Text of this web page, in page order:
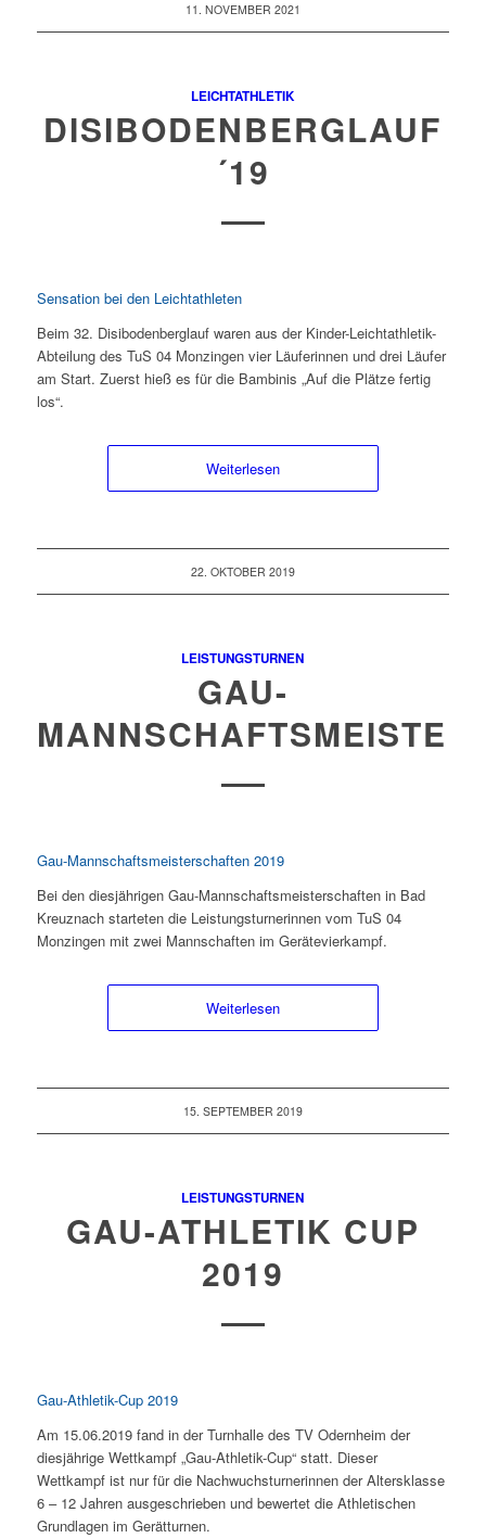
11. NOVEMBER 2021
LEICHTATHLETIK
DISIBODENBERGLAUF
´19
Sensation bei den Leichtathleten
Beim 32. Disibodenberglauf waren aus der Kinder-Leichtathletik-
Abteilung des TuS 04 Monzingen vier Läuferinnen und drei Läufer
am Start. Zuerst hieß es für die Bambinis „Auf die Plätze fertig
los“.
Weiterlesen
22. OKTOBER 2019
LEISTUNGSTURNEN
GAU-
Gau-Mannschaftsmeisterschaften 2019
Bei den diesjährigen Gau-Mannschaftsmeisterschaften in Bad
Kreuznach starteten die Leistungsturnerinnen vom TuS 04
Monzingen mit zwei Mannschaften im Gerätevierkampf.
Weiterlesen
15. SEPTEMBER 2019
LEISTUNGSTURNEN
GAU-ATHLETIK CUP
2019
Gau-Athletik-Cup 2019
Am 15.06.2019 fand in der Turnhalle des TV Odernheim der
diesjährige Wettkampf „Gau-Athletik-Cup“ statt. Dieser
Wettkampf ist nur für die Nachwuchsturnerinnen der Altersklasse
6 – 12 Jahren ausgeschrieben und bewertet die Athletischen
Grundlagen im Gerätturnen.